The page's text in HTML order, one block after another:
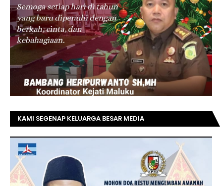
KAMI SEGENAP KELUARGA BESAR MEDIA
BAPAK ACHMAD FAISAL REZ